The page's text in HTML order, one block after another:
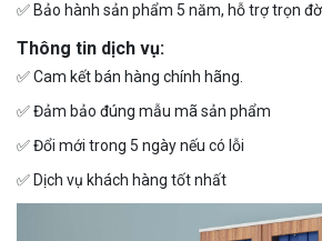
✅ Bảo hành sản phẩm 5 năm, hỗ trợ trọn
Thông tin dịch vụ:
✅Cam kết bán hàng chính hãng.
✅Đảm bảo đúng mẫu mã sản phẩm
✅Đổi mới trong 5 ngày nếu có lỗi
✅ Dịch vụ khách hàng tốt nhất